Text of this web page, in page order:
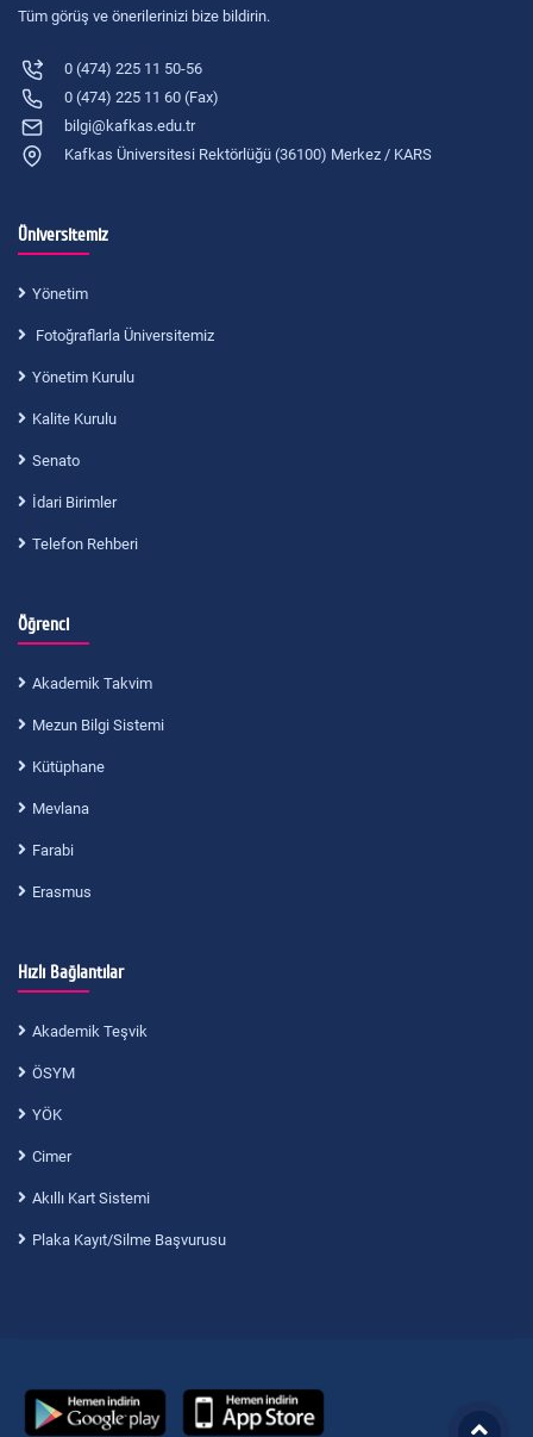
Tüm görüş ve önerilerinizi bize bildirin.
0 (474) 225 11 50-56
0 (474) 225 11 60 (Fax)
bilgi@kafkas.edu.tr
Kafkas Üniversitesi Rektörlüğü (36100) Merkez / KARS
Üniversitemiz
Yönetim
Fotoğraflarla Üniversitemiz
Yönetim Kurulu
Kalite Kurulu
Senato
İdari Birimler
Telefon Rehberi
Öğrenci
Akademik Takvim
Mezun Bilgi Sistemi
Kütüphane
Mevlana
Farabi
Erasmus
Hızlı Bağlantılar
Akademik Teşvik
ÖSYM
YÖK
Cimer
Akıllı Kart Sistemi
Plaka Kayıt/Silme Başvurusu